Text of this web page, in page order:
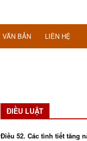
VĂN BẢN LIÊN HỆ
ĐIỀU LUẬT
Điều 52. Các tình tiết tăng